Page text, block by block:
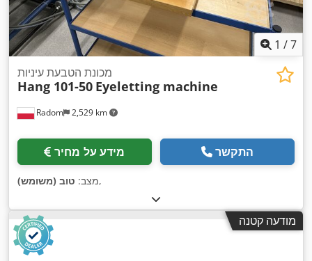
1 /7
Radom 2,529 km
מכונת הטבעת עיניות
Hang 101-50 Eyeletting machine
מידע על מחיר התקשר
מצב: טוב (משומש) ,
מודעה קטנה